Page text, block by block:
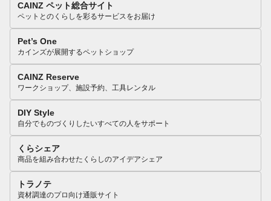
CAINZ ペット総合サイト
ペットとのくらしを彩るサービスをお届け
Pet’s One
カインズが展開するペットショップ
CAINZ Reserve
ワークショップ、施設予約、工具レンタル
DIY Style
自分でものづくりしたいすべての人をサポート
くらシェア
商品を組み合わせたくらしのアイデアシェア
トラノテ
資材調達のプロ向け通販サイト